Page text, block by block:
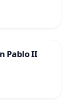
Pablo II